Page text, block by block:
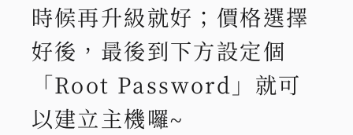
時候再升級就好；價格選擇
好後，最後到下方設定個
「Root Password」就可
以建立主機囉~